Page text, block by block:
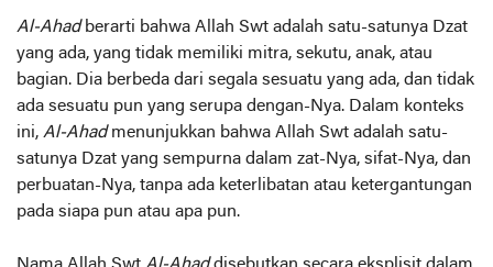
Al-Ahadberarti bahwa Allah Swt adalah satu-satunya Dzat
yang ada, yang tidak memiliki mitra, sekutu, anak, atau
bagian. Dia berbeda dari segala sesuatu yang ada, dan tidak
ada sesuatu pun yang serupa dengan-Nya. Dalam konteks
ini, Al-Ahadmenunjukkan bahwa Allah Swt adalah satu-
satunya Dzat yang sempurna dalam zat-Nya, sifat-Nya, dan
perbuatan-Nya, tanpa ada keterlibatan atau ketergantungan
pada siapa pun atau apa pun.